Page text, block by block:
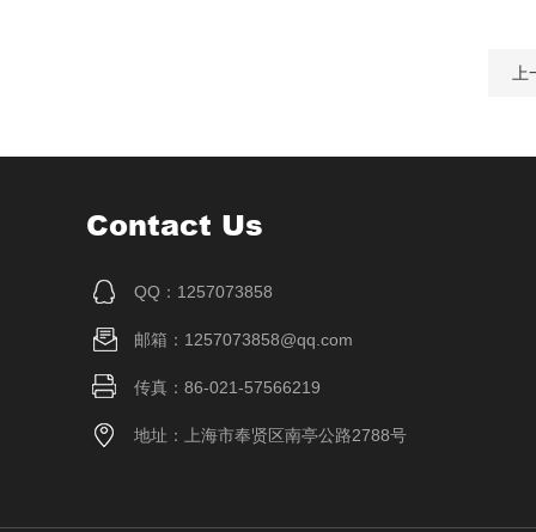
Contact Us
QQ：1257073858
邮箱：1257073858@qq.com
传真：86-021-57566219
地址：上海市奉贤区南亭公路2788号